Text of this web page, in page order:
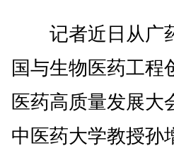
记者近日从广
国与生物医药工程
医药高质量发展大
中医药大学教授孙